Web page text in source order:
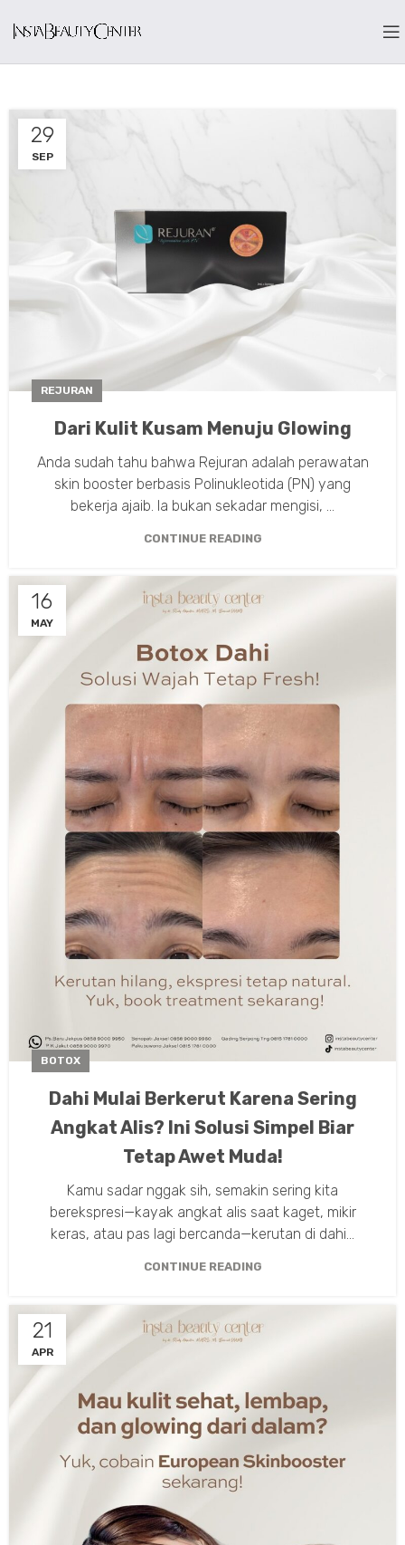
29
SEP
REJURAN
Dari Kulit Kusam Menuju Glowing
Anda sudah tahu bahwa Rejuran adalah perawatan
skin booster berbasis Polinukleotida (PN) yang
bekerja ajaib. Ia bukan sekadar mengisi, ...
CONTINUE READING
16
MAY
BOTOX
Dahi Mulai Berkerut Karena Sering
Angkat Alis? Ini Solusi Simpel Biar
Tetap Awet Muda!
Kamu sadar nggak sih, semakin sering kita
berekspresi—kayak angkat alis saat kaget, mikir
keras, atau pas lagi bercanda—kerutan di dahi...
CONTINUE READING
21
APR